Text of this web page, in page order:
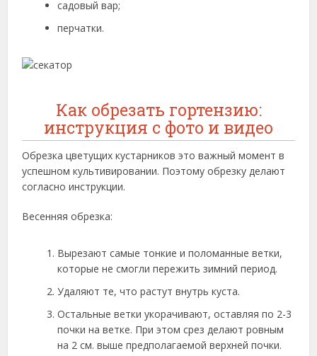
садовый вар;
перчатки.
Как обрезать гортензию:
инструкция с фото и видео
Обрезка цветущих кустарников это важный момент в
успешном культивировании. Поэтому обрезку делают
согласно инструкции.
Весенняя обрезка:
Вырезают самые тонкие и поломанные ветки,
которые не смогли пережить зимний период.
Удаляют те, что растут внутрь куста.
Остальные ветки укорачивают, оставляя по 2-3
почки на ветке. При этом срез делают ровным
на 2 см. выше предполагаемой верхней почки.